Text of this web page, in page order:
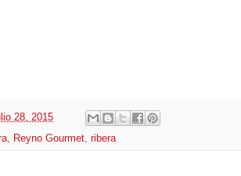
28, 2015
Reyno Gourmet ribera